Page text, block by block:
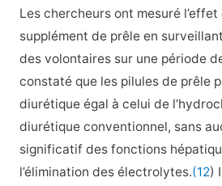
Les chercheurs ont mesuré
supplément de prêle en
des volontaires sur une période
constaté que les pilules de prêle
diurétique égal à celui de
diurétique conventionnel, sans
significatif des fonctions
l’élimination des électrolytes.(12)